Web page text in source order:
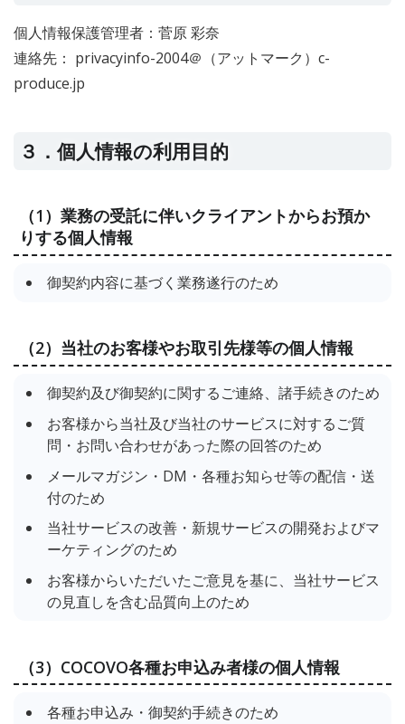
個人情報保護管理者：菅原 彩奈
連絡先： privacyinfo-2004＠（アットマーク）c-
produce.jp
３．個人情報の利用目的
（1）業務の受託に伴いクライアントからお預か
りする個人情報
御契約内容に基づく業務遂行のため
（2）当社のお客様やお取引先様等の個人情報
御契約及び御契約に関するご連絡、諸手続きのため
お客様から当社及び当社のサービスに対するご質
問・お問い合わせがあった際の回答のため
メールマガジン・DM・各種お知らせ等の配信・送
付のため
当社サービスの改善・新規サービスの開発およびマ
ーケティングのため
お客様からいただいたご意見を基に、当社サービス
の見直しを含む品質向上のため
（3）COCOVO各種お申込み者様の個人情報
各種お申込み・御契約手続きのため